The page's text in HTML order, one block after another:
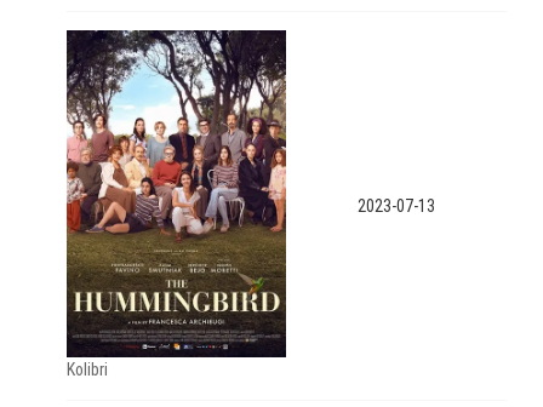
Kolibri
2023-07-13